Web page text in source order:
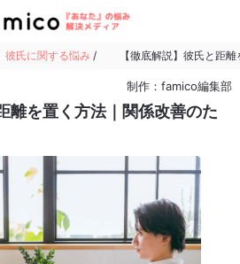
彼氏に関する悩み / 【徹底解説】彼氏と距
制作：famico編集部
離を置く方法｜関係改善のた